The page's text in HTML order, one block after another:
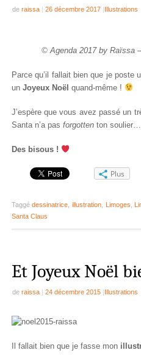
de raissa | 26 décembre 2017 |Illustrations
© Agenda 2017 by Raïssa
Parce qu’il fallait bien que je poste
un Joyeux Noël quand-même !
J’espère que vous avez passé un
Santa n’a pas forgottenton
Des bisous !
Plus
Taggédessinatrice ,illustration Limoges
Santa Claus
Et Joyeux Noël
de raissa | 24 décembre 2015 |Illustrations
Il fallait bien que je fasse mon